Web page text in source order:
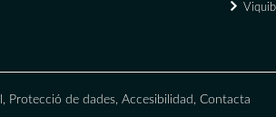
, Protecció de dades, Accesibilidad , Contacta